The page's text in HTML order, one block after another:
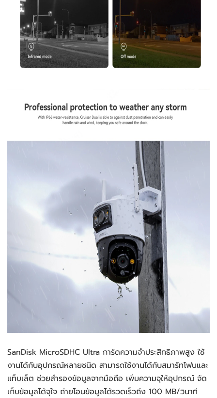
SanDisk MicroSDHC Ultra การ์ดความจำประสิทธิภาพสูง ใช้
งานได้กับอุปกรณ์หลายชนิด สามารถใช้งานได้กับสมาร์ทโฟนและ
แท็บเล็ต ช่วยสำรองข้อมูลจากมือถือ เพิ่มความจุให้อุปกรณ์ จัด
เก็บข้อมูลได้จุใจ ถ่ายโอนข้อมูลได้รวดเร็วถึง 100 MB/วินาที